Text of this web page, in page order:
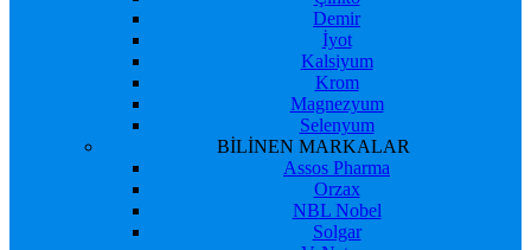
Demir
İyot
Kalsiyum
Krom
Magnezyum
Selenyum
BİLİNEN MARKALAR
Assos Pharma
Orzax
NBL Nobel
Solgar